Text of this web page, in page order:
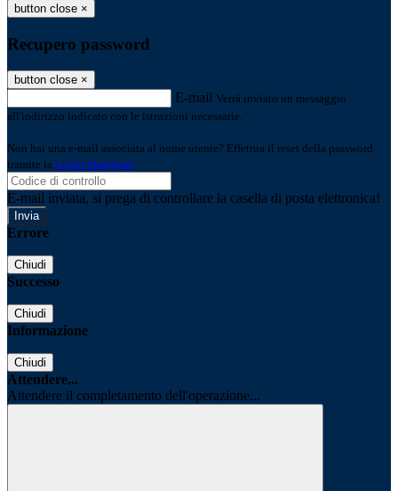
button close ×
Recupero password
button close ×
E-mail Verrà inviato un messaggio
all'indirizzo indicato con le istruzioni necessarie.
Non hai una e-mail associata al nome utente? Effettua il reset della password
tramite la Login Spaggiari
E-mail inviata, si prega di controllare la casella di posta elettronica!
Errore
Chiudi
Successo
Chiudi
Informazione
Chiudi
Attendere...
Attendere il completamento dell'operazione...